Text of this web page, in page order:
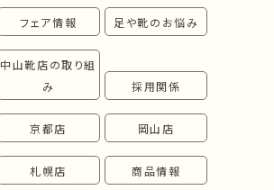
お問い合わせ
フェア情報 足や靴のお悩み
中山靴店の取り組
み
採用関係
京都店 岡山店
札幌店 商品情報